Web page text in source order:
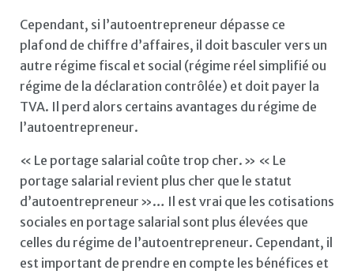
Cependant, si l’autoentrepreneur dépasse ce
plafond de chiffre d’affaires, il doit basculer vers un
autre régime fiscal et social (régime réel simplifié ou
régime de la déclaration contrôlée) et doit payer la
TVA. Il perd alors certains avantages du régime de
l’autoentrepreneur.
« Le portage salarial coûte trop cher. » « Le
portage salarial revient plus cher que le statut
d’autoentrepreneur »… Il est vrai que les cotisations
sociales en portage salarial sont plus élevées que
celles du régime de l’autoentrepreneur. Cependant, il
est important de prendre en compte les bénéfices et